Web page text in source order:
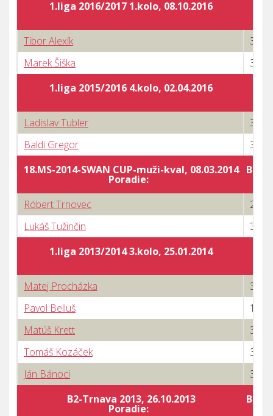
1.liga 2016/2017 1.kolo, 08.10.2016
Tibor Alexík
3 : 0
Marek Šiška
3 : 2
1.liga 2015/2016 4.kolo, 02.04.2016
Ladislav Tubler
3 : 1
Baldi Gregor
3 : 2
18.MS-2014-SWAN CUP-muži-kval, 08.03.2014
Poradie:
Róbert Trnovec
2 : 3
Lukáš Tužinčin
3 : 2
1.liga 2013/2014 3.kolo, 25.01.2014
Matej Procházka
3 : 1
Pavol Belluš
1 : 3
Matúš Krett
3 : 0
Tomáš Kozáček
3 : 1
Ján Bánoci
3 : 0
B2-Trnava 2013, 26.10.2013
Poradie: